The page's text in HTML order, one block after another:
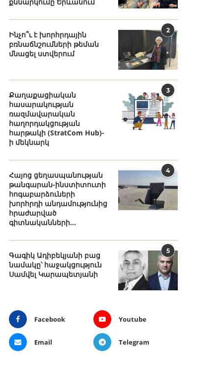
2
Ինչո՞ւ է խորհրդային
բռնաճնշումների թեման
մնացել ստվերում
3
Քաղաքացիական
հասարակության
ռազմավարական
հաղորդակցության
հարթակի (StratCom Hub)-
ի մեկնարկ
4
Հայոց ցեղասպանության
թանգարան-ինստիտուտի
հոգաբարձուների
խորհրդի անդամությունից
հրաժարված
գիտնականների...
5
Գագիկ Ադիբեկյանի բաց
նամակը՝ հաջակցություն
Սամվել Կարապետյանի
Facebook Youtube
Email Telegram